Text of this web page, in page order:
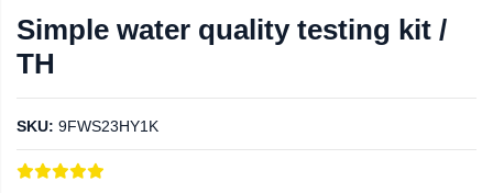
Simple water quality testing kit /
TH
SKU: 9FWS23HY1K